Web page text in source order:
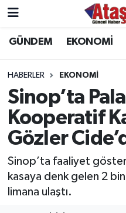
GÜNDEM EKONOMİ
HABERLER EKONOMİ
Sinop’ta
Kooperatif
Gözler
Sinop’ta faaliyet
kasaya denk gelen 2
limana ulaştı.
Hava Durumu
Trafik Durumu
Süper Lig Puan
Tüm Manşetler
Son Dakika
Haber Arşivi